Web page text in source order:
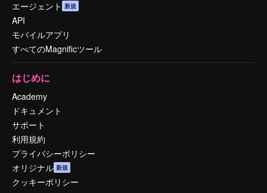
エージェント 新規
API
モバイルアプリ
すべてのMagnificツール
はじめに
Academy
ドキュメント
サポート
利用規約
プライバシーポリシー
オリジナル 新規
クッキーポリシー